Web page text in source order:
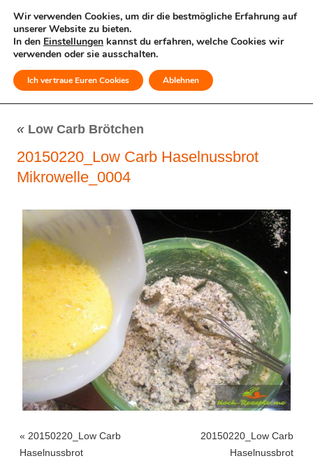
MENÜ
« Low Carb Brötchen
20150220_Low Carb Haselnussbrot
Mikrowelle_0004
« 20150220_Low Carb
Haselnussbrot
20150220_Low Carb
Haselnussbrot
Wir verwenden Cookies, um dir die bestmögliche Erfahrung auf
unserer Website zu bieten.
In den Einstellungen kannst du erfahren, welche Cookies wir
verwenden oder sie ausschalten.
Ich vertraue Euren Cookies Ablehnen